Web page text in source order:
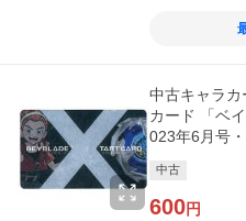
中古キャラカ
カード 「ベ
023年6月号
中古
600円